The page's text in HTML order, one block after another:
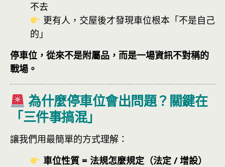
不去
更有人，交屋後才發現車位根本「不是自己
的」
停車位，從來不是附屬品，而是一場資訊不對稱的
戰場。
為什麼停車位會出問題？關鍵在
「三件事搞混」
讓我們用最簡單的方式理解：
車位性質 = 法規怎麼規定（法定 / 增設）